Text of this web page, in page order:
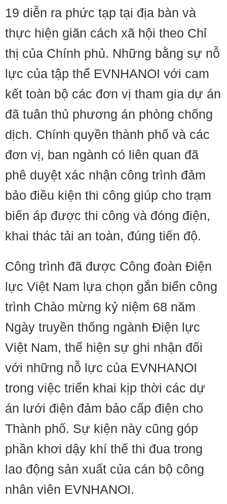
19 diễn ra phức tạp tại địa bàn và
thực hiện giãn cách xã hội theo Chỉ
thị của Chính phủ. Những bằng sự nỗ
lực của tập thể EVNHANOI với cam
kết toàn bộ các đơn vị tham gia dự án
đã tuân thủ phương án phòng chống
dịch. Chính quyền thành phố và các
đơn vị, ban ngành có liên quan đã
phê duyệt xác nhận công trình đảm
bảo điều kiện thi công giúp cho trạm
biến áp được thi công và đóng điện,
khai thác tải an toàn, đúng tiến độ.
Công trình đã được Công đoàn Điện
lực Việt Nam lựa chọn gắn biển công
trình Chào mừng kỷ niệm 68 năm
Ngày truyền thống ngành Điện lực
Việt Nam, thể hiện sự ghi nhận đối
với những nỗ lực của EVNHANOI
trong việc triển khai kịp thời các dự
án lưới điện đảm bảo cấp điện cho
Thành phố. Sự kiện này cũng góp
phần khơi dậy khí thế thi đua trong
lao động sản xuất của cán bộ công
nhân viên EVNHANOI.